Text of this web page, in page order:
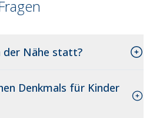
der Nähe statt?
Denkmals für Kinder